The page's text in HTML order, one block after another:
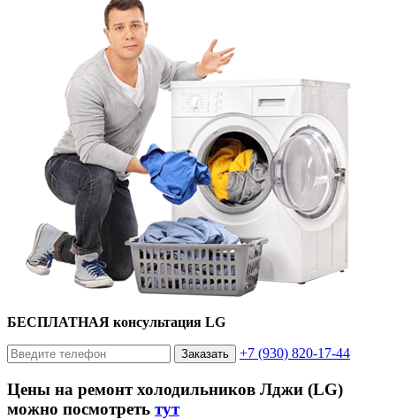
БЕСПЛАТНАЯ консультация LG
Заказать +7 (930) 820-17-44
Цены на ремонт холодильников Лджи (LG)
можно посмотреть тут